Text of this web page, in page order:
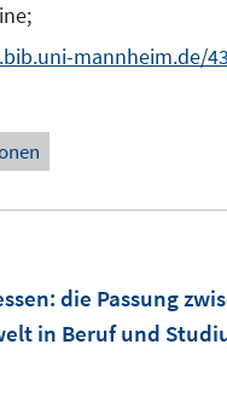
f
f
n
f
ö
n
mannheim.de/
: die Passung
in Beruf und